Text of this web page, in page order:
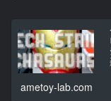
ametoy-lab.com